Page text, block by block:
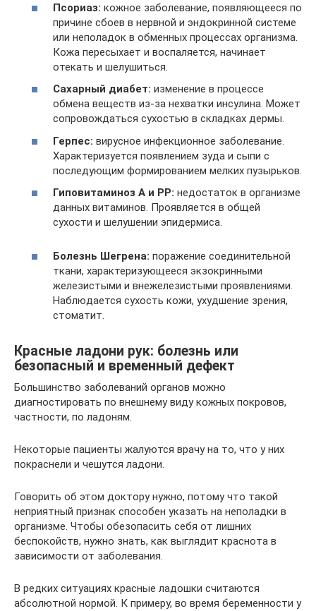
Псориаз: кожное заболевание, появляющееся по
причине сбоев в нервной и эндокринной системе
или неполадок в обменных процессах организма.
Кожа пересыхает и воспаляется, начинает
отекать и шелушиться.
Сахарный диабет: изменение в процессе
обмена веществ из-за нехватки инсулина. Может
сопровождаться сухостью в складках дермы.
Герпес: вирусное инфекционное заболевание.
Характеризуется появлением зуда и сыпи с
последующим формированием мелких пузырьков.
Гиповитаминоз А и РР: недостаток в организме
данных витаминов. Проявляется в общей
сухости и шелушении эпидермиса.
Болезнь Шегрена: поражение соединительной
ткани, характеризующееся экзокринными
железистыми и внежелезистыми проявлениями.
Наблюдается сухость кожи, ухудшение зрения,
стоматит.
Красные ладони рук: болезнь или
безопасный и временный дефект
Большинство заболеваний органов можно
диагностировать по внешнему виду кожных покровов,
частности, по ладоням.
Некоторые пациенты жалуются врачу на то, что у них
покраснели и чешутся ладони.
Говорить об этом доктору нужно, потому что такой
неприятный признак способен указать на неполадки в
организме. Чтобы обезопасить себя от лишних
беспокойств, нужно знать, как выглядит краснота в
зависимости от заболевания.
В редких ситуациях красные ладошки считаются
абсолютной нормой. К примеру, во время беременности у